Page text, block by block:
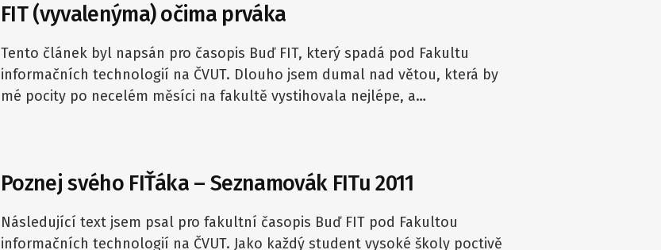
FIT (vyvalenýma) očima prváka
Tento článek byl napsán pro časopis Buď FIT, který spadá pod Fakultu
informačních technologií na ČVUT. Dlouho jsem dumal nad větou, která by
mé pocity po necelém měsíci na fakultě vystihovala nejlépe, a…
Poznej svého FIŤáka – Seznamovák FITu 2011
Následující text jsem psal pro fakultní časopis Buď FIT pod Fakultou
informačních technologií na ČVUT. Jako každý student vysoké školy poctivě